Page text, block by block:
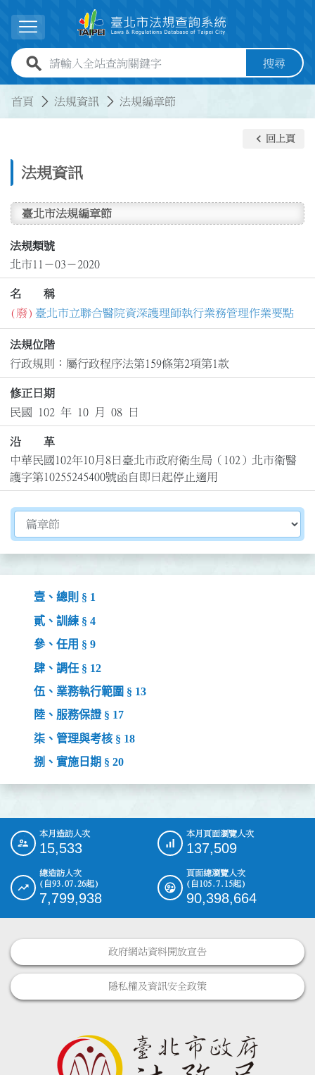
展開選單
全站查詢關鍵字欄位 搜尋
首頁 法規資訊 法規編章節
法規資訊
keyboard_arrow_left 回上頁
臺北市法規編章節
法規類號
北市11－03－2020
名 稱
(廢) 臺北市立聯合醫院資深護理師執行業務管理作業要點
法規位階
行政規則：屬行政程序法第159條第2項第1款
修正日期
民國 102 年 10 月 08 日
沿 革
中華民國102年10月8日臺北市政府衛生局（102）北市衛醫
護字第10255245400號函自即日起停止適用
切換選擇法規資訊內容
壹、總則 § 1
貳、訓練 § 4
參、任用 § 9
肆、調任 § 12
伍、業務執行範圍 § 13
陸、服務保證 § 17
柒、管理與考核 § 18
捌、實施日期 § 20
::: 本月造訪人次
15,533
本月頁面瀏覽人次
137,509
總造訪人次
(自93.07.26起)
7,799,938
頁面總瀏覽人次
(自105.7.15起)
90,398,664
政府網站資料開放宣告
隱私權及資訊安全政策